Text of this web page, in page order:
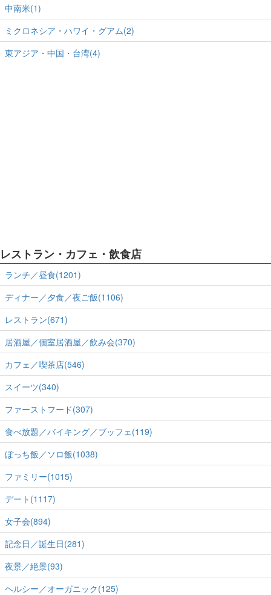
中南米(1)
ミクロネシア・ハワイ・グアム(2)
東アジア・中国・台湾(4)
レストラン・カフェ・飲食店
ランチ／昼食(1201)
ディナー／夕食／夜ご飯(1106)
レストラン(671)
居酒屋／個室居酒屋／飲み会(370)
カフェ／喫茶店(546)
スイーツ(340)
ファーストフード(307)
食べ放題／バイキング／ブッフェ(119)
ぼっち飯／ソロ飯(1038)
ファミリー(1015)
デート(1117)
女子会(894)
記念日／誕生日(281)
夜景／絶景(93)
ヘルシー／オーガニック(125)